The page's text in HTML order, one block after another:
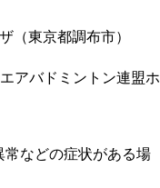
（東京都調布市）
アバドミントン連盟ホ
常などの症状がある場